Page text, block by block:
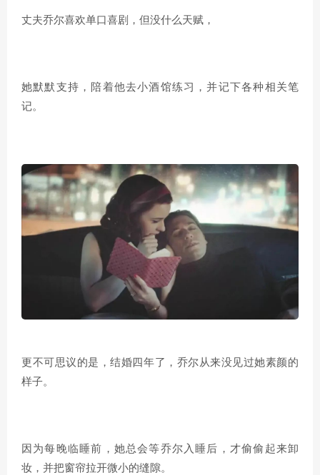
丈夫乔尔喜欢单口喜剧，但没什么天赋，
她默默支持，陪着他去小酒馆练习，并记下各种相关笔
记。
更不可思议的是，结婚四年了，乔尔从来没见过她素颜的
样子。
因为每晚临睡前，她总会等乔尔入睡后，才偷偷起来卸
妆，并把窗帘拉开微小的缝隙。